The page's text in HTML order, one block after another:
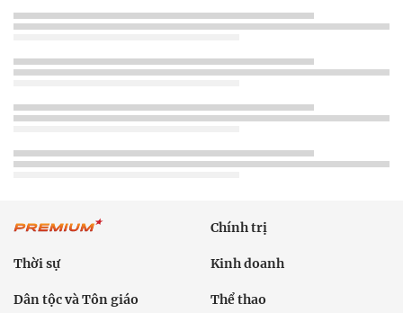
Chính trị
Thời sự Kinh doanh
Dân tộc và Tôn giáo Thể thao